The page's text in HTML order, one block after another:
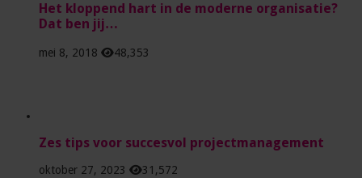
Het kloppend hart in de moderne organisatie?
Dat ben jij…
mei 8, 2018 48,353
Zes tips voor succesvol projectmanagement
oktober 27, 2023 31,572